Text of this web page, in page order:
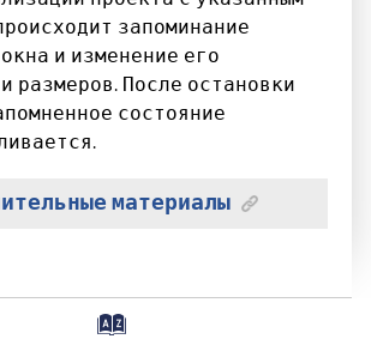
запоминание
и изменение его
размеров. После остановки
состояние
материалы